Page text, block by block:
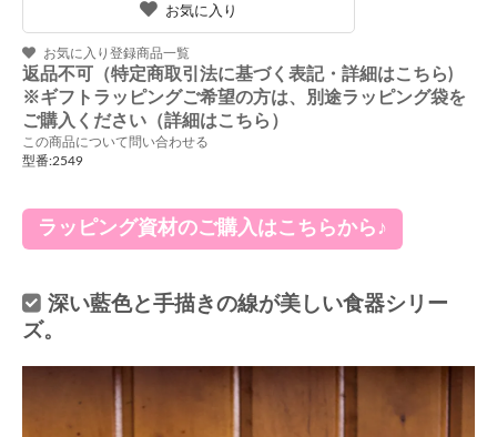
お気に入り
お気に入り登録商品一覧
返品不可（特定商取引法に基づく表記・詳細はこちら)
※ギフトラッピングご希望の方は、別途ラッピング袋を
ご購入ください（詳細はこちら）
この商品について問い合わせる
型番:2549
ラッピング資材のご購入はこちらから♪
深い藍色と手描きの線が美しい食器シリー
ズ。